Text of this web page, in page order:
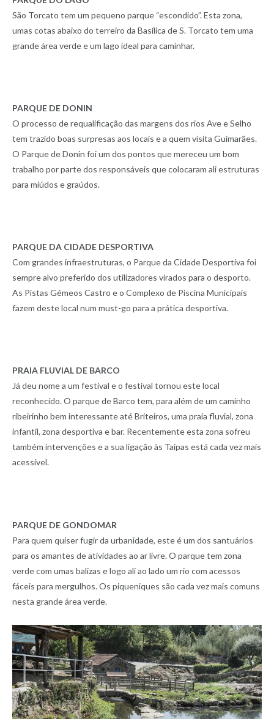
São Torcato tem um pequeno parque “escondido”. Esta zona,
umas cotas abaixo do terreiro da Basílica de S. Torcato tem uma
grande área verde e um lago ideal para caminhar.
PARQUE DE DONIN
O processo de requalificação das margens dos rios Ave e Selho
tem trazido boas surpresas aos locais e a quem visita Guimarães.
O Parque de Donin foi um dos pontos que mereceu um bom
trabalho por parte dos responsáveis que colocaram ali estruturas
para miúdos e graúdos.
PARQUE DA CIDADE DESPORTIVA
Com grandes infraestruturas, o Parque da Cidade Desportiva foi
sempre alvo preferido dos utilizadores virados para o desporto.
As Pistas Gémeos Castro e o Complexo de Piscina Municipais
fazem deste local num must-go para a prática desportiva.
PRAIA FLUVIAL DE BARCO
Já deu nome a um festival e o festival tornou este local
reconhecido. O parque de Barco tem, para além de um caminho
ribeirinho bem interessante até Briteiros, uma praia fluvial, zona
infantil, zona desportiva e bar. Recentemente esta zona sofreu
também intervenções e a sua ligação às Taipas está cada vez mais
acessível.
PARQUE DE GONDOMAR
Para quem quiser fugir da urbanidade, este é um dos santuários
para os amantes de atividades ao ar livre. O parque tem zona
verde com umas balizas e logo ali ao lado um rio com acessos
fáceis para mergulhos. Os piqueniques são cada vez mais comuns
nesta grande área verde.